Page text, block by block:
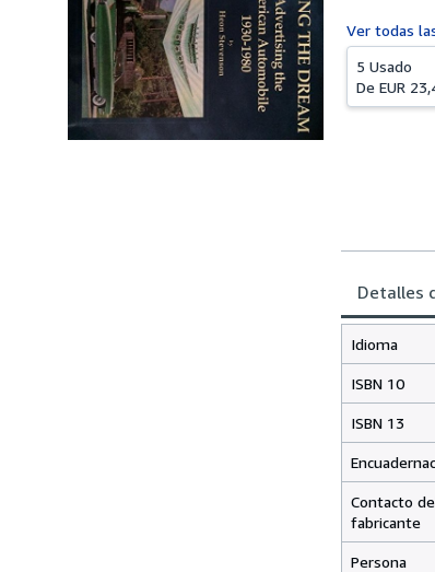
Ver todas
5 Usado
De EUR
Detalles
Idioma
ISBN 10
ISBN 13
Contacto
fabricante
Persona